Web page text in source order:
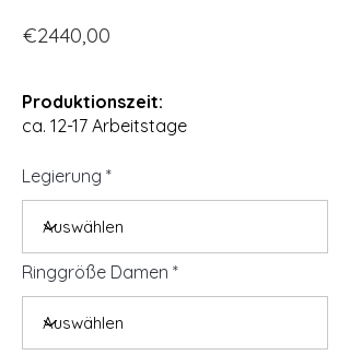
€2440,00
Produktionszeit:
ca. 12-17 Arbeitstage
Legierung
Ringgröße Damen